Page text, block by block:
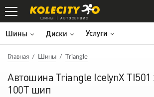
ШИНЫ АВТОСЕРВИС
Шины Диски Услуги
Главная Шины Triangle
Автошина Triangle IcelynX TI501
100T шип